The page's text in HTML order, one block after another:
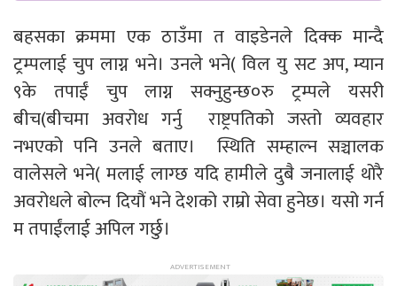
बहसका क्रममा एक ठाउँमा त वाइडेनले दिक्क मान्दै
ट्रम्पलाई चुप लाग्न भने। उनले भने( विल यु सट अप, म्यान
९के तपाईं चुप लाग्न सक्नुहुन्छ०रु ट्रम्पले यसरी
बीच(बीचमा अवरोध गर्नु राष्ट्रपतिको जस्तो व्यवहार
नभएको पनि उनले बताए। स्थिति सम्हाल्न सञ्चालक
वालेसले भने( मलाई लाग्छ यदि हामीले दुबै जनालाई थोरै
अवरोधले बोल्न दियौं भने देशको राम्रो सेवा हुनेछ। यसो गर्न
म तपाईंलाई अपिल गर्छु।